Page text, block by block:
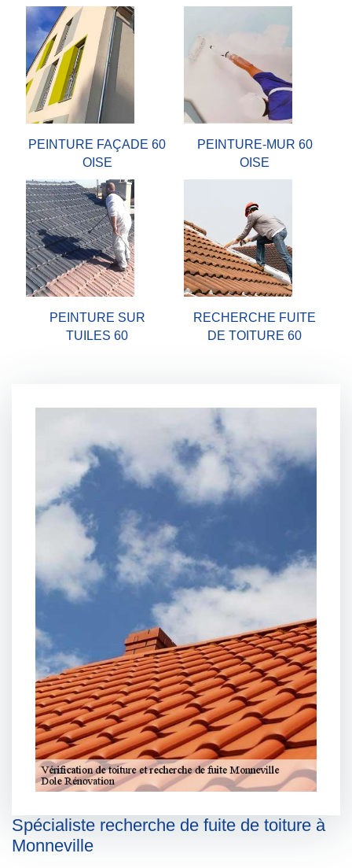
PEINTURE FAÇADE 60
OISE
PEINTURE-MUR 60
OISE
PEINTURE SUR
TUILES 60
RECHERCHE FUITE
DE TOITURE 60
Spécialiste recherche de fuite de toiture à
Monneville